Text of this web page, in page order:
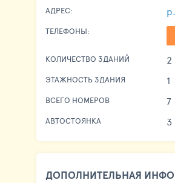
АДРЕС:
ТЕЛЕФОНЫ:
КОЛИЧЕСТВО ЗДАНИЙ 2
ЭТАЖНОСТЬ ЗДАНИЯ 1
ВСЕГО НОМЕРОВ 7
АВТОСТОЯНКА 3
ДОПОЛНИТЕЛЬНАЯ